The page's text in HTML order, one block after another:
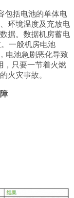
包括电池的单体电
环境温度及充放电
据。 数据机房蓄电
。一般机房电池
电池急剧恶化导致
，只要一节着火燃
火灾事故。